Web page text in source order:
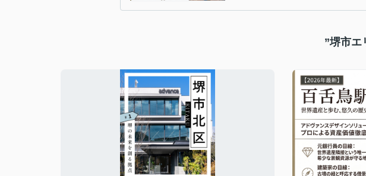
”堺市エ